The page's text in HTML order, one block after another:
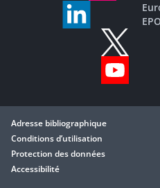
Adresse bibliographique
Conditions d’utilisation
Protection des données
Accessibilité